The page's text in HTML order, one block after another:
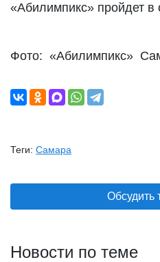
«Абилимпикс» пройдет в
Фото: «Абилимпикс»
Теги: Самара
Обсудить
Новости по теме